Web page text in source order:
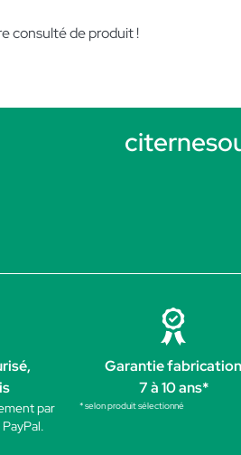
consulté de produit !
par
Garantie fabrication
7 à 10 ans*
* selon produit sélectionné